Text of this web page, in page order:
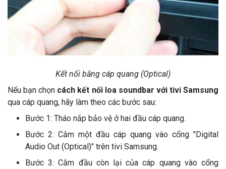
Kết nối bằng cáp quang (Optical)
Nếu bạn chọn cách kết nối loa soundbar với tivi Samsung
qua cáp quang, hãy làm theo các bước sau:
Bước 1: Tháo nắp bảo vệ ở hai đầu cáp quang.
Bước 2: Cắm một đầu cáp quang vào cổng "Digital
Audio Out (Optical)" trên tivi Samsung.
Bước 3: Cắm đầu còn lại của cáp quang vào cổng